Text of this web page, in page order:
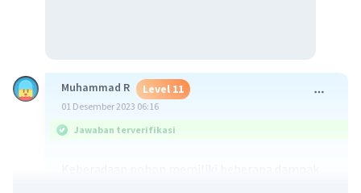
Muhammad R Level 11
01 Desember 2023 06:16
Jawaban terverifikasi